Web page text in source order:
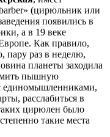
(цирюльник или
появились в
а в 19 веке
Как правило,
пару раз в неделю,
планеты заходила
пышную
единомышленниками,
расслабиться в
цирюлен было
такие места